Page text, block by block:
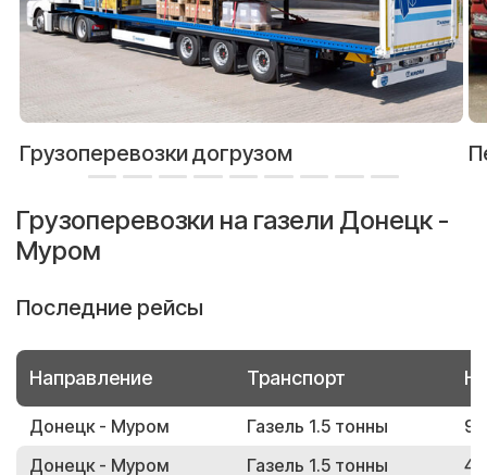
Грузоперевозки догрузом
Грузоперевозки на газели Донецк -
Муром
Последние рейсы
Направление Транспорт
Донецк - Муром Газель 1.5 тонны
Донецк - Муром
Газель 1.5 тонны